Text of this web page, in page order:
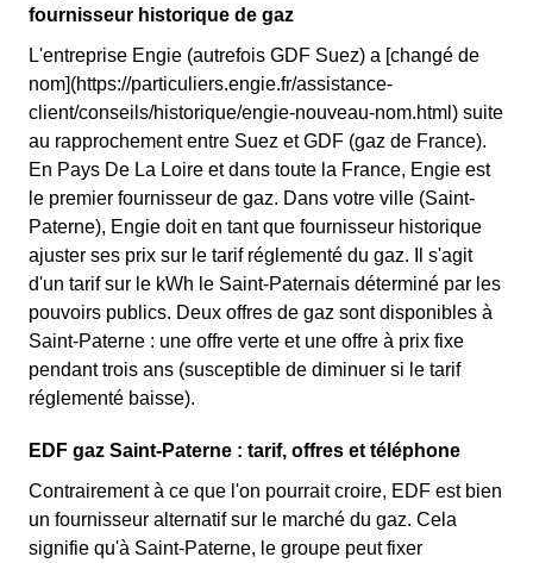
fournisseur historique de gaz
L'entreprise Engie (autrefois GDF Suez) a [changé de
nom](https://particuliers.engie.fr/assistance-
client/conseils/historique/engie-nouveau-nom.html) suite
au rapprochement entre Suez et GDF (gaz de France).
En Pays De La Loire et dans toute la France, Engie est
le premier fournisseur de gaz. Dans votre ville (Saint-
Paterne), Engie doit en tant que fournisseur historique
ajuster ses prix sur le tarif réglementé du gaz. Il s'agit
d'un tarif sur le kWh le Saint-Paternais déterminé par les
pouvoirs publics. Deux offres de gaz sont disponibles à
Saint-Paterne : une offre verte et une offre à prix fixe
pendant trois ans (susceptible de diminuer si le tarif
réglementé baisse).
EDF gaz Saint-Paterne : tarif, offres et téléphone
Contrairement à ce que l'on pourrait croire, EDF est bien
un fournisseur alternatif sur le marché du gaz. Cela
signifie qu'à Saint-Paterne, le groupe peut fixer